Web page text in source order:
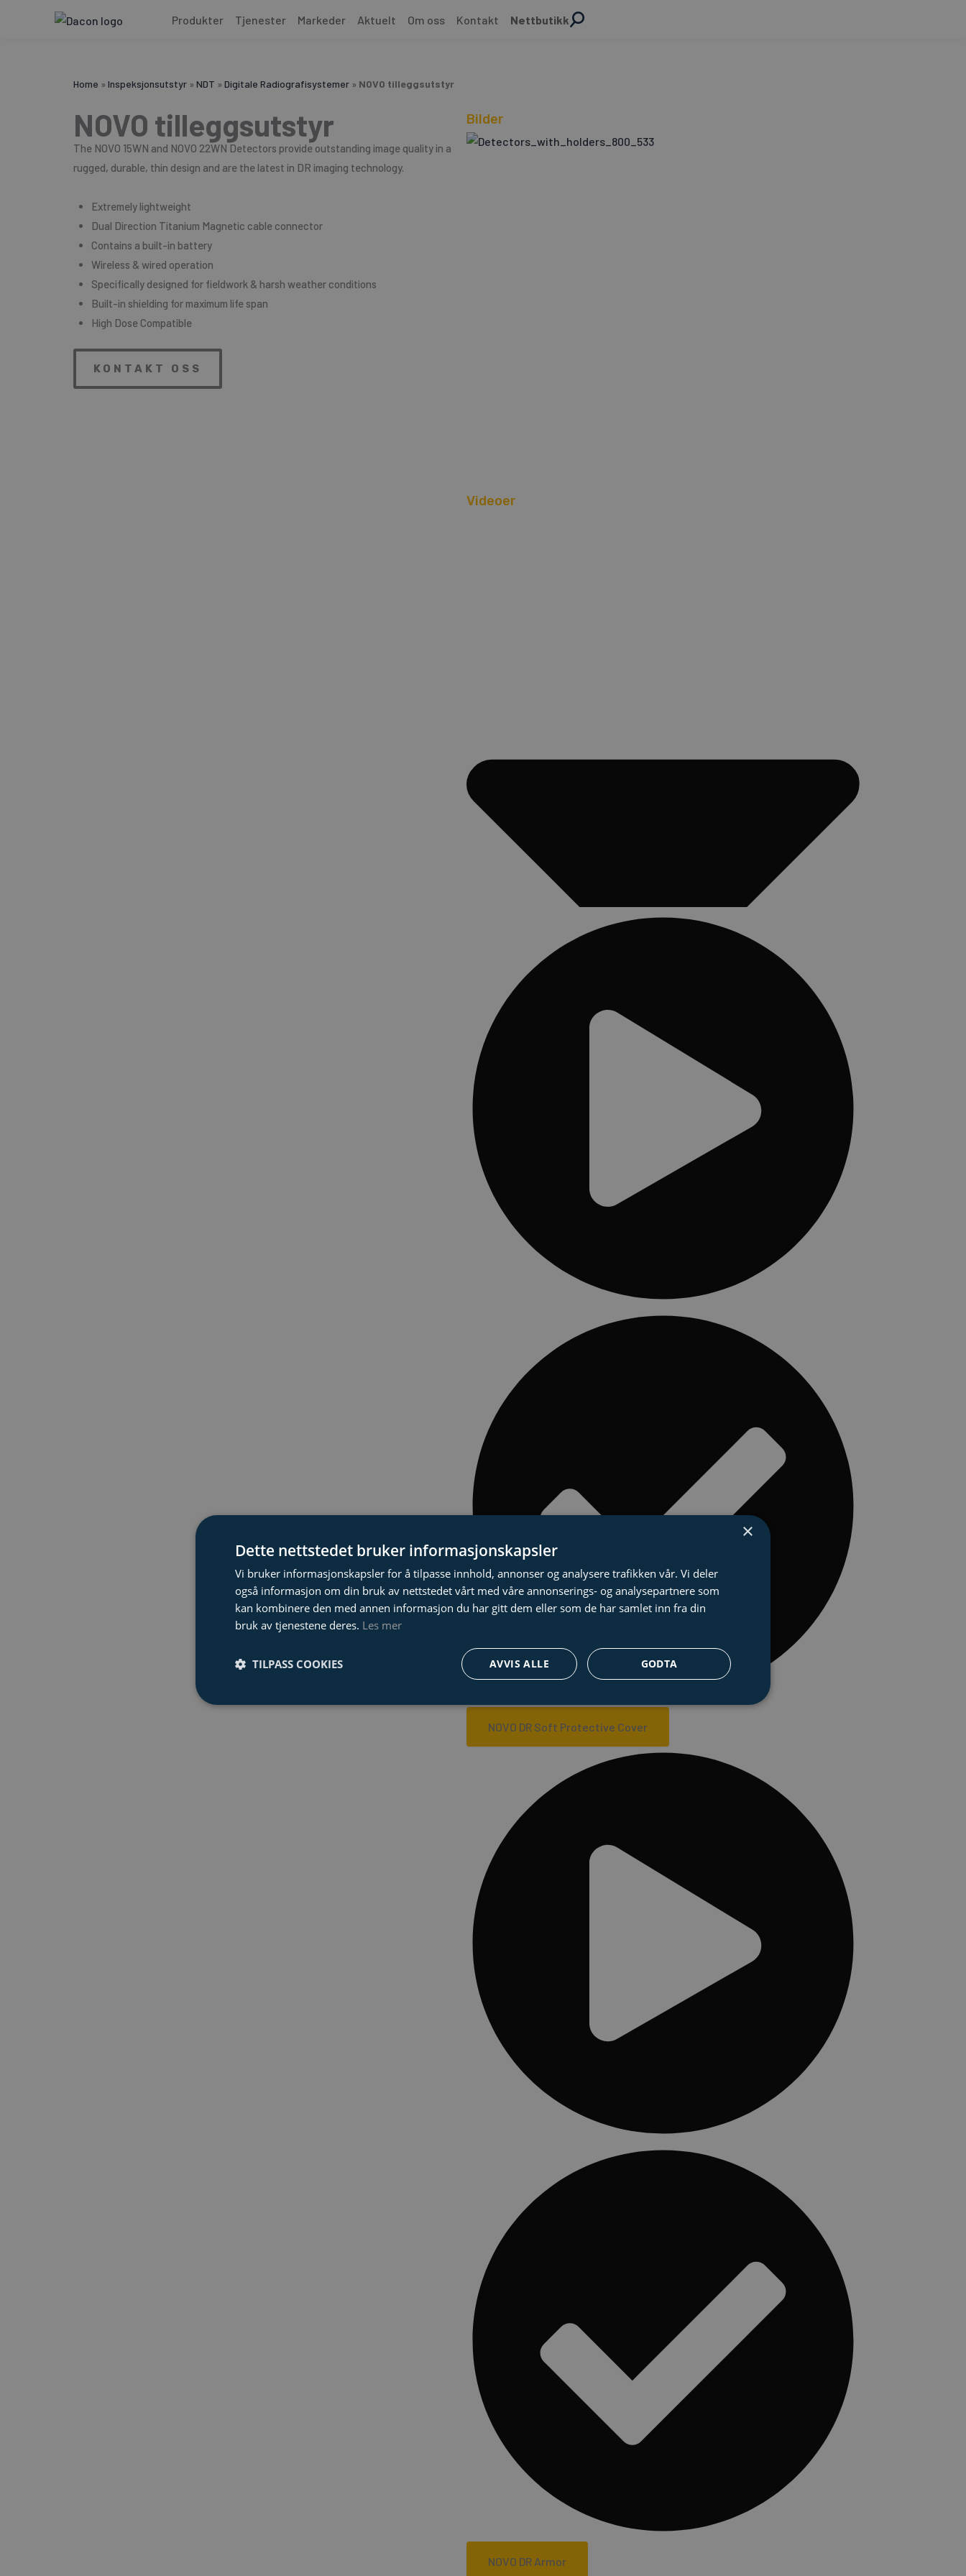
Produkter Tjenester Markeder Aktuelt Om oss Kontakt Nettbutikk
Home »Inspeksjonsutstyr »NDT »Digitale Radiografisystemer » NOVO tilleggsutstyr
NOVO tilleggsutstyr
The NOVO 15WN and NOVO 22WN Detectors provide outstanding image quality in a
rugged, durable, thin design and are the latest in DR imaging technology.
​Extremely lightweight
Dual Direction Titanium Magnetic cable connector
Contains a built-in battery
Wireless & wired operation
Specifically designed for fieldwork & harsh weather conditions
Built-in shielding for maximum life span
High Dose Compatible
KONTAKT OSS
Bilder
Videoer
NOVO DR Soft Protective Cover
NOVO DR Armor
×
Dette nettstedet bruker informasjonskapsler
Vi bruker informasjonskapsler for å tilpasse innhold, annonser og analysere trafikken vår. Vi deler
også informasjon om din bruk av nettstedet vårt med våre annonserings- og analysepartnere som
kan kombinere den med annen informasjon du har gitt dem eller som de har samlet inn fra din
bruk av tjenestene deres. Les mer
GODTA
AVVIS ALLE
TILPASS COOKIES